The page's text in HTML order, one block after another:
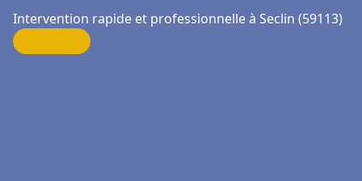
Intervention rapide et professionnelle à Seclin (59113)